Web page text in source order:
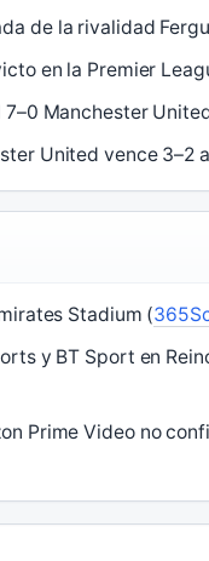
de la rivalidad
en la Premier
7–0 Manchester
United vence 3–2
Stadium (
y BT Sport en
Prime Video no